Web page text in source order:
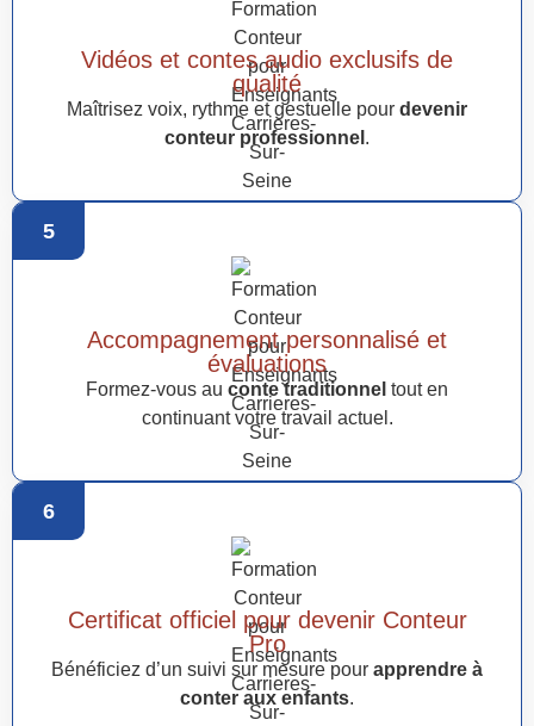
Vidéos et contes audio exclusifs de
qualité
Maîtrisez voix, rythme et gestuelle pour devenir
conteur professionnel .
5
Accompagnement personnalisé et
évaluations
Formez-vous au conte traditionnel tout en
continuant votre travail actuel.
6
Certificat officiel pour devenir Conteur
Pro
Bénéficiez d’un suivi sur mesure pour apprendre à
conter aux enfants.